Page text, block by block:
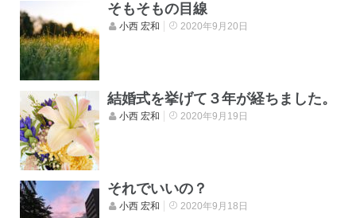
そもそもの目線
小西 宏和 2020年9月20日
結婚式を挙げて３年が経ちました。
小西 宏和 2020年9月19日
それでいいの？
小西 宏和 2020年9月18日